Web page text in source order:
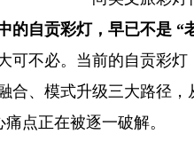
的自贡彩灯，早已不是 “
可不必。当前的自贡彩灯
合、模式升级三大路径
点正在被逐一破解。